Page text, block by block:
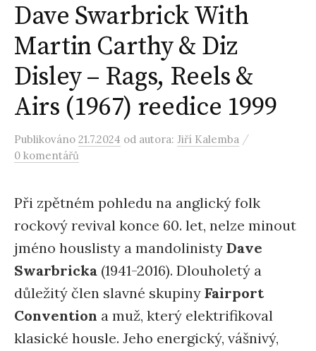
Dave Swarbrick With
Martin Carthy & Diz
Disley – Rags, Reels &
Airs (1967) reedice 1999
Publikováno 21.7.2024 od autora: Jiří Kalemba /
0 komentářů
Při zpětném pohledu na anglický folk
rockový revival konce 60. let, nelze minout
jméno houslisty a mandolinisty Dave
Swarbricka (1941-2016). Dlouholetý a
důležitý člen slavné skupiny Fairport
Convention a muž, který elektrifikoval
klasické housle. Jeho energický, vášnivý,